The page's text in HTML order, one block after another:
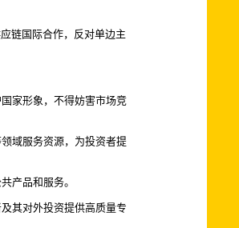
链国际合作，反对单边主
家形象，不得妨害市场竞
域服务资源，为投资者提
产品和服务。
其对外投资提供高质量专